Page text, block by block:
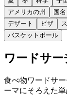
アメリカの州
国名
デザート
ピザ
バスケットボール
ワードサー
食べ物ワードサ
ーマにそろえた